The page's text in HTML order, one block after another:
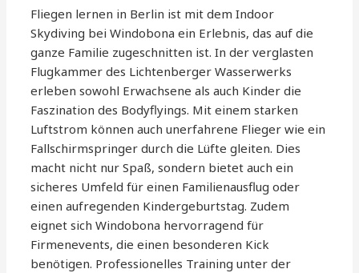
Fliegen lernen in Berlin ist mit dem Indoor
Skydiving bei Windobona ein Erlebnis, das auf die
ganze Familie zugeschnitten ist. In der verglasten
Flugkammer des Lichtenberger Wasserwerks
erleben sowohl Erwachsene als auch Kinder die
Faszination des Bodyflyings. Mit einem starken
Luftstrom können auch unerfahrene Flieger wie ein
Fallschirmspringer durch die Lüfte gleiten. Dies
macht nicht nur Spaß, sondern bietet auch ein
sicheres Umfeld für einen Familienausflug oder
einen aufregenden Kindergeburtstag. Zudem
eignet sich Windobona hervorragend für
Firmenevents, die einen besonderen Kick
benötigen. Professionelles Training unter der